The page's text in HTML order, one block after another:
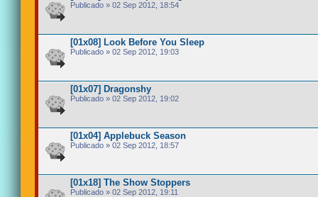
Publicado » 02 Sep 2012, 18:54
[01x08] Look Before You Sleep
Publicado » 02 Sep 2012, 19:03
[01x07] Dragonshy
Publicado » 02 Sep 2012, 19:02
[01x04] Applebuck Season
Publicado » 02 Sep 2012, 18:57
[01x18] The Show Stoppers
Publicado » 02 Sep 2012, 19:11